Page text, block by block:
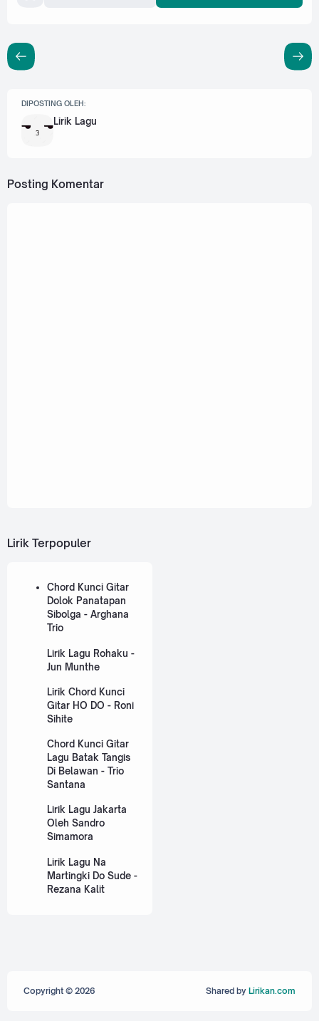
DIPOSTING OLEH:
Lirik Lagu
Posting Komentar
Lirik Terpopuler
Chord Kunci Gitar
Dolok Panatapan
Sibolga - Arghana
Trio
Lirik Lagu Rohaku -
Jun Munthe
Lirik Chord Kunci
Gitar HO DO - Roni
Sihite
Chord Kunci Gitar
Lagu Batak Tangis
Di Belawan - Trio
Santana
Lirik Lagu Jakarta
Oleh Sandro
Simamora
Lirik Lagu Na
Martingki Do Sude -
Rezana Kalit
Copyright © 2026 Shared byLirikan.com